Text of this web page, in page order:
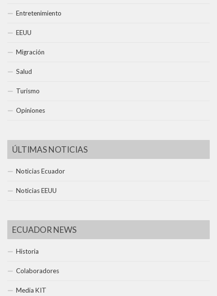
Entretenimiento
EEUU
Migración
Salud
Turismo
Opiniones
ÚLTIMAS NOTICIAS
Noticias Ecuador
Noticias EEUU
ECUADOR NEWS
Historia
Colaboradores
Media KIT